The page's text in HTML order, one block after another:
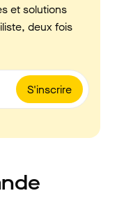
et solutions
deux fois
S'inscrire